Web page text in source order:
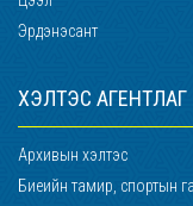
Эрдэнэсант
ХЭЛТЭС АГЕНТЛАГ
Архивын хэлтэс
Биеийн тамир, спортын